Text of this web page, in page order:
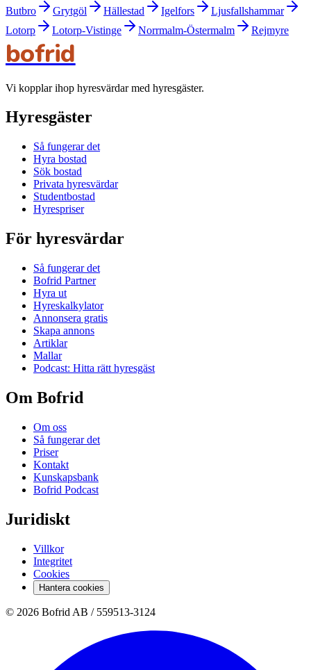
Butbro Grytgöl Hällestad Igelfors
Ljusfallshammar
Lotorp
Lotorp-Vistinge Norrmalm-Östermalm Rejmyre
bofrid
Vi kopplar ihop hyresvärdar med hyresgäster.
Hyresgäster
Så fungerar det
Hyra bostad
Sök bostad
Privata hyresvärdar
Studentbostad
Hyrespriser
För hyresvärdar
Så fungerar det
Bofrid Partner
Hyra ut
Hyreskalkylator
Annonsera gratis
Skapa annons
Artiklar
Mallar
Podcast: Hitta rätt hyresgäst
Om Bofrid
Om oss
Så fungerar det
Priser
Kontakt
Kunskapsbank
Bofrid Podcast
Juridiskt
Villkor
Integritet
Cookies
Hantera cookies
© 2026 Bofrid AB / 559513-3124